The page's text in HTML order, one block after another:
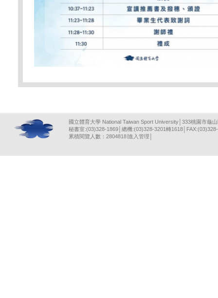
國立體育大學 National Taiwan Sport University│333桃園市龜
秘書室:(03)328-1869│總機:(03)328-3201轉
累積閱覽人數：2804818∣ 進入管理